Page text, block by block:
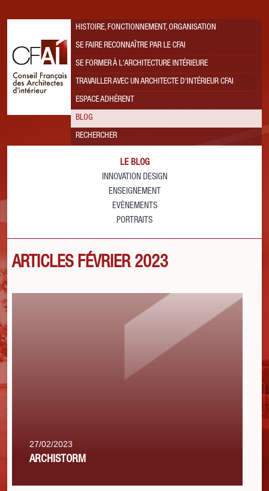
HISTOIRE, FONCTIONNEMENT, ORGANISATION
SE FAIRE RECONNAÎTRE PAR LE CFAI
SE FORMER À L'ARCHITECTURE INTÉRIEURE
TRAVAILLER AVEC UN ARCHITECTE D'INTÉRIEUR CFAI
ESPACE ADHÉRENT
BLOG
RECHERCHER
LE BLOG
INNOVATION DESIGN
ENSEIGNEMENT
EVÈNEMENTS
PORTRAITS
ARTICLES FÉVRIER 2023
27/02/2023
ARCHISTORM